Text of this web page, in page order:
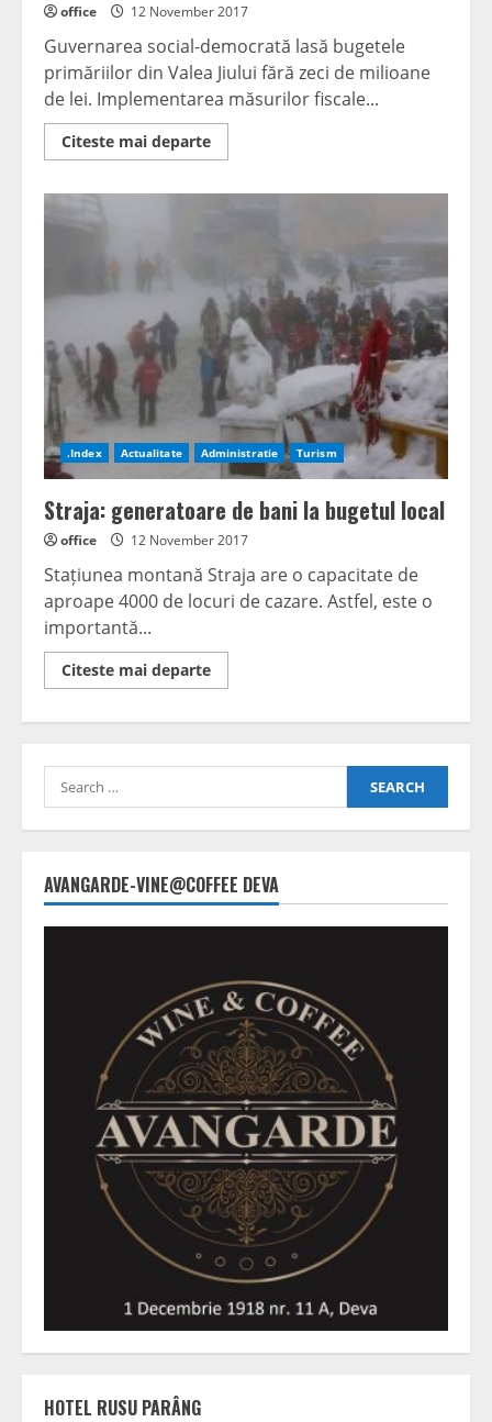
office 12 November 2017
Guvernarea social-democrată lasă bugetele
primăriilor din Valea Jiului fără zeci de milioane
de lei. Implementarea măsurilor fiscale...
Citeste mai departeRead
more
DE
MILIOANE
.Index Actualitate Administratie Turism
Straja: generatoare de bani la bugetul local
office 12 November 2017
Stațiunea montană Straja are o capacitate de
aproape 4000 de locuri de cazare. Astfel, este o
importantă...
Citeste mai departeRead
more
bani
local
Search
for:
AVANGARDE-VINE@COFFEE DEVA
HOTEL RUSU PARÂNG